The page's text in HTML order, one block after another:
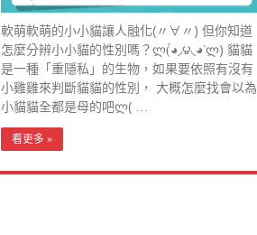
軟萌軟萌的小小貓讓人融化(〃∀〃) 但你知道
怎麼分辨小小貓的性別嗎？ლ(́◕◞౪◟◕‵ლ) 貓貓
是一種「重隱私」的生物，如果要依照有沒有
小雞雞來判斷貓貓的性別， 大概怎麼找會以為
小貓貓全都是母的吧ლ( …
看更多 »